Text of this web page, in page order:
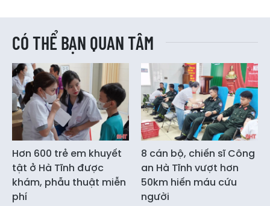
CÓ THỂ BẠN QUAN TÂM
Hơn 600 trẻ em khuyết
tật ở Hà Tĩnh được
khám, phẫu thuật miễn
phí
8 cán bộ, chiến sĩ Công
an Hà Tĩnh vượt hơn
50km hiến máu cứu
người